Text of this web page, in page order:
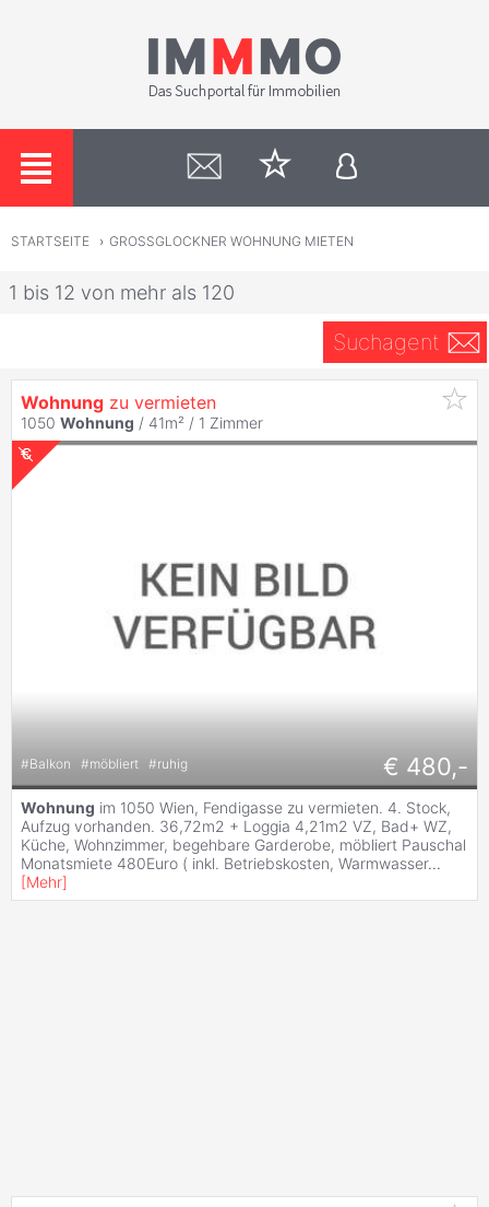
STARTSEITE › GROSSGLOCKNER WOHNUNG MIETEN
1 bis 12 von mehr als 120
Suchagent
Wohnung zu vermieten
1050 Wohnung / 41m² / 1 Zimmer
#Balkon #möbliert #ruhig € 480,-
Wohnung im 1050 Wien, Fendigasse zu vermieten. 4. Stock,
Aufzug vorhanden. 36,72m2 + Loggia 4,21m2 VZ, Bad+ WZ,
Küche, Wohnzimmer, begehbare Garderobe, möbliert Pauschal
Monatsmiete 480Euro ( inkl. Betriebskosten, Warmwasser...
[Mehr]